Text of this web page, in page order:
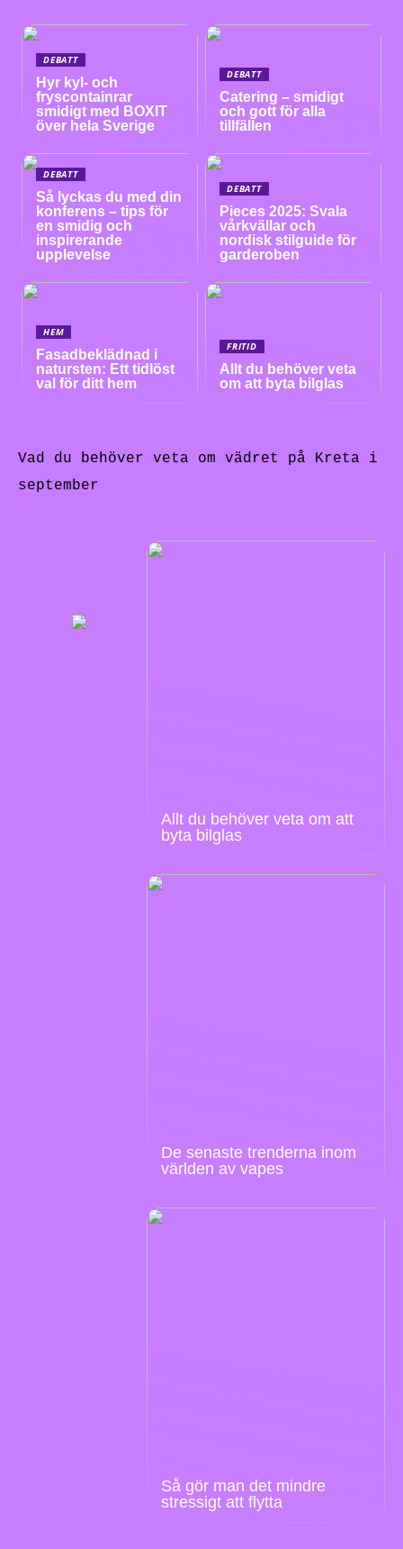
DEBATT
Hyr kyl- och
fryscontainrar
smidigt med BOXIT
över hela Sverige
DEBATT
Catering – smidigt
och gott för alla
tillfällen
DEBATT
Så lyckas du med din
konferens – tips för
en smidig och
inspirerande
upplevelse
DEBATT
Pieces 2025: Svala
vårkvällar och
nordisk stilguide för
garderoben
HEM
Fasadbeklädnad i
natursten: Ett tidlöst
val för ditt hem
FRITID
Allt du behöver veta
om att byta bilglas
Vad du behöver veta om vädret på Kreta i
september
Allt du behöver veta om att
byta bilglas
De senaste trenderna inom
världen av vapes
Så gör man det mindre
stressigt att flytta